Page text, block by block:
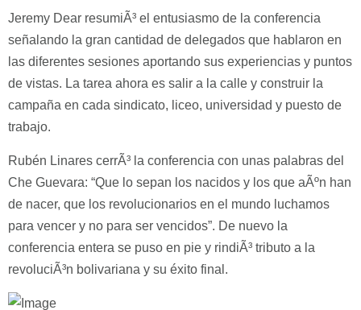
Jeremy Dear resumiÃ³ el entusiasmo de la conferencia
señalando la gran cantidad de delegados que hablaron en
las diferentes sesiones aportando sus experiencias y puntos
de vistas. La tarea ahora es salir a la calle y construir la
campaña en cada sindicato, liceo, universidad y puesto de
trabajo.
Rubén Linares cerrÃ³ la conferencia con unas palabras del
Che Guevara: “Que lo sepan los nacidos y los que aÃºn han
de nacer, que los revolucionarios en el mundo luchamos
para vencer y no para ser vencidos”. De nuevo la
conferencia entera se puso en pie y rindiÃ³ tributo a la
revoluciÃ³n bolivariana y su éxito final.